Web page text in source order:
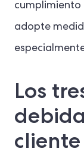
cumplimiento
adopte
Los
cliente